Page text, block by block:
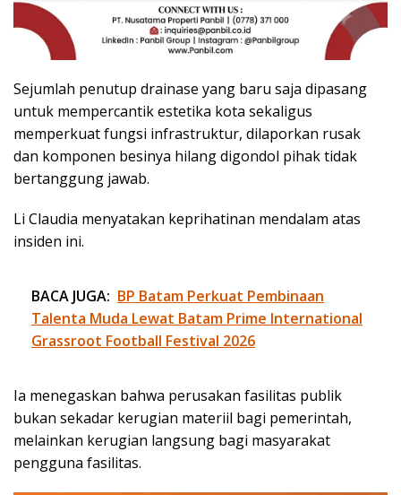
Sejumlah penutup drainase yang baru saja dipasang
untuk mempercantik estetika kota sekaligus
memperkuat fungsi infrastruktur, dilaporkan rusak
dan komponen besinya hilang digondol pihak tidak
bertanggung jawab.
Li Claudia menyatakan keprihatinan mendalam atas
insiden ini.
BACA JUGA: BP Batam Perkuat Pembinaan
Talenta Muda Lewat Batam Prime International
Grassroot Football Festival 2026
Ia menegaskan bahwa perusakan fasilitas publik
bukan sekadar kerugian materiil bagi pemerintah,
melainkan kerugian langsung bagi masyarakat
pengguna fasilitas.